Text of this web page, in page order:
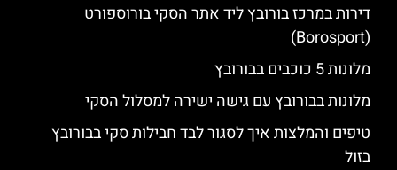
דירות במרכז בורובץ ליד אתר הסקי בורוספורט
(Borosport)
מלונות 5 כוכבים בבורובץ
מלונות בבורובץ עם גישה ישירה למסלול הסקי
טיפים והמלצות איך לסגור לבד חבילות סקי בבורובץ
בזול